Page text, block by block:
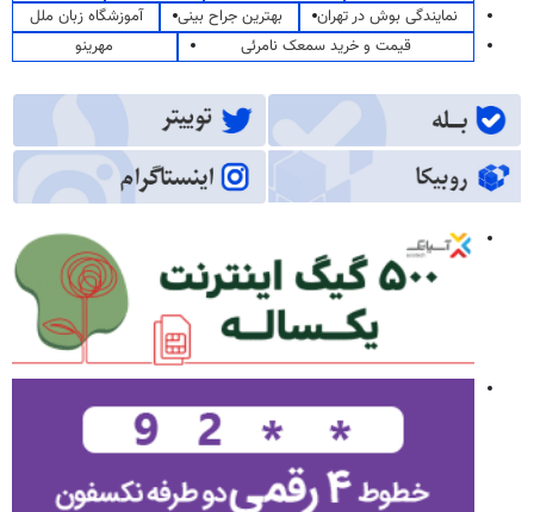
نمایندگی بوش در تهران
بهترین جراح بینی
آموزشگاه زبان ملل
قیمت و خرید سمعک نامرئی
مهرینو